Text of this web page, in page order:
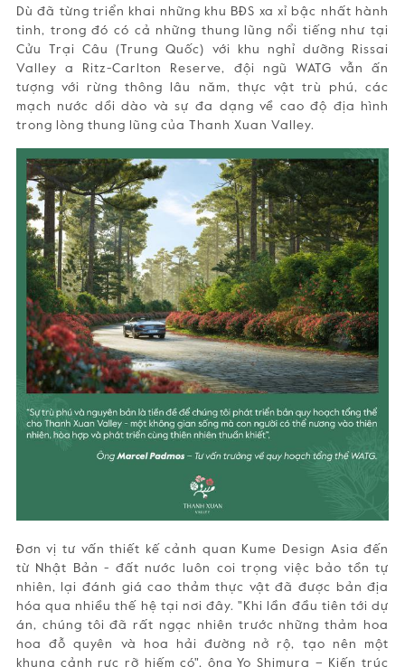
Dù đã từng triển khai những khu BĐS xa xỉ bậc nhất hành
tinh, trong đó có cả những thung lũng nổi tiếng như tại
Cửu Trại Câu (Trung Quốc) với khu nghỉ dưỡng Rissai
Valley a Ritz-Carlton Reserve, đội ngũ WATG vẫn ấn
tượng với rừng thông lâu năm, thực vật trù phú, các
mạch nước dồi dào và sự đa dạng về cao độ địa hình
trong lòng thung lũng của Thanh Xuan Valley.
Đơn vị tư vấn thiết kế cảnh quan Kume Design Asia đến
từ Nhật Bản - đất nước luôn coi trọng việc bảo tồn tự
nhiên, lại đánh giá cao thảm thực vật đã được bản địa
hóa qua nhiều thế hệ tại nơi đây. "Khi lần đầu tiên tới dự
án, chúng tôi đã rất ngạc nhiên trước những thảm hoa
hoa đỗ quyên và hoa hải đường nở rộ, tạo nên một
khung cảnh rực rỡ hiếm có", ông Yo Shimura – Kiến trúc